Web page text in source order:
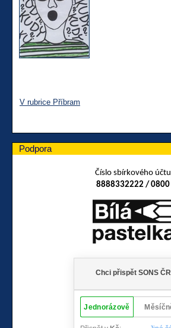
V rubrice Příbram
Podpora
Číslo sbírkového účtu
8888332222 / 0800